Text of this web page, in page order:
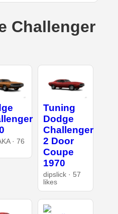
Challenger
· 76
Tuning
Dodge
Challenger
2 Door
Coupe
1970
dipslick · 57
likes